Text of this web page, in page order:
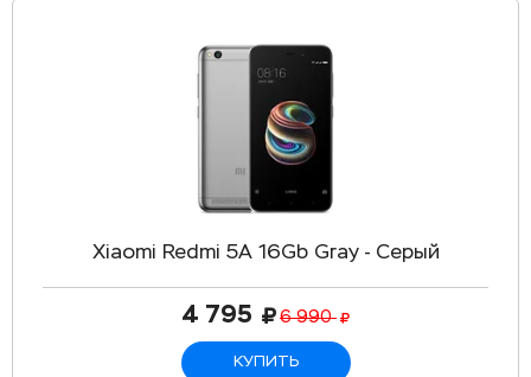
Xiaomi Redmi 5A 16Gb Gray - Серый
4 795 6 990
КУПИТЬ